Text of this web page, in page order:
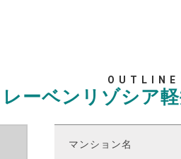
OUTLINE
レーベンリゾシア
マンション名